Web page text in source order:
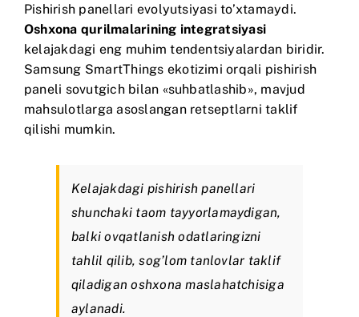
Pishirish panellari evolyutsiyasi to’xtamaydi.
Oshxona qurilmalarining integratsiyasi
kelajakdagi eng muhim tendentsiyalardan biridir.
Samsung SmartThings ekotizimi orqali pishirish
paneli sovutgich bilan «suhbatlashib», mavjud
mahsulotlarga asoslangan retseptlarni taklif
qilishi mumkin.
Kelajakdagi pishirish panellari
shunchaki taom tayyorlamaydigan,
balki ovqatlanish odatlaringizni
tahlil qilib, sog’lom tanlovlar taklif
qiladigan oshxona maslahatchisiga
aylanadi.